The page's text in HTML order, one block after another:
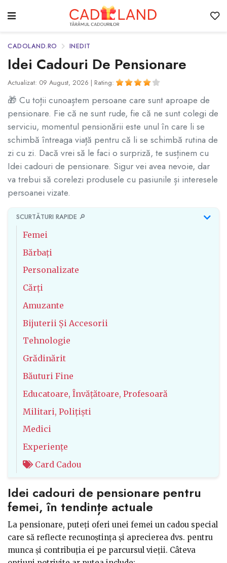
CADOLAND.RO INEDIT
Idei Cadouri De Pensionare
Actualizat: 09 August, 2026 | Rating:
🎁 Cu toții cunoaștem persoane care sunt aproape de
pensionare. Fie că ne sunt rude, fie că ne sunt colegi de
serviciu, momentul pensionării este unul în care li se
schimbă întreaga viață pentru că li se schimbă rutina de
zi cu zi. Dacă vrei să le faci o surpriză, te susținem cu
Idei cadouri de pensionare. Sigur vei avea nevoie, dar
va trebui să corelezi produsele cu pasiunile și interesele
persoanei vizate.
SCURTĂTURI RAPIDE 🔎
Femei
Bărbați
Personalizate
Cărți
Amuzante
Bijuterii Și Accesorii
Tehnologie
Grădinărit
Băuturi Fine
Educatoare, Învățătoare, Profesoară
Militari, Polițiști
Medici
Experiențe
Card Cadou
Idei cadouri de pensionare pentru
femei, în tendințe actuale
La pensionare, puteți oferi unei femei un cadou special
care să reflecte recunoștința și aprecierea dvs. pentru
munca și contribuția ei pe parcursul vieții. Câteva